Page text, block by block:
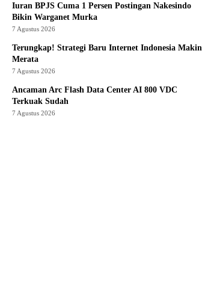
Iuran BPJS Cuma 1 Persen Postingan Nakesindo
Bikin Warganet Murka
7 Agustus 2026
Terungkap! Strategi Baru Internet Indonesia Makin
Merata
7 Agustus 2026
Ancaman Arc Flash Data Center AI 800 VDC
Terkuak Sudah
7 Agustus 2026